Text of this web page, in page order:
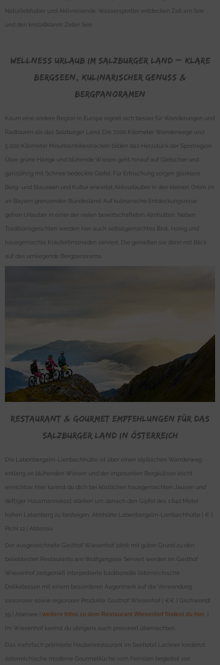
Naturliebhaber und Aktivreisende. Wassersportler entdecken Zell am See
und den kristallklaren Zeller See.
Wellness urlaub im Salzburger Land – Klare
Bergseen, kulinarischer Genuss &
Bergpanoramen
Kaum eine andere Region in Europa eignet sich besser für Wanderungen und
Radtouren als das Salzburger Land. Die 7.200 Kilometer Wanderwege und
5.000 Kilometer Mountainbikestrecken bilden das Herzstück der Sportregion.
Über grüne Hänge und blühende Wiesen geht hinauf auf Gletscher und
ganzjährig mit Schnee bedeckte Gipfel. Für Erfrischung sorgen glasklare
Berg- und Stauseen und Kultur erwartet Aktivurlauber in den kleinen Orten im
an Bayern grenzenden Bundesland. Auf kulinarische Entdeckungsreise
gehen Urlauber in einer der vielen bewirtschafteten Almhütten. Neben
Traditionsgerichten werden hier auch selbstgemachtes Brot, Honig und
hausgemachte Kräuterlimonaden serviert. Die genießen sie dann mit Blick
auf das umliegende Bergpanorama.
Restaurant & Gourmet Empfehlungen für das
Salzburger Land in Österreich
Die Labenbergalm-Lienbachhütte ist über einen idyllischen Wanderweg
entlang an blühenden Wiesen und der imposanten Bergkulisse leicht
erreichbar. Hier kannst du dich bei köstlichen hausgemachten Jausen und
deftiger Hausmannskost stärken um danach den Gipfel des 1.642 Meter
hohen Labenberg zu besteigen. Almhütte Labenbergalm-Lienbachhütte | € |
Pichl 12 | Abtenau
Der ausgezeichnete Gasthof Wiesenhof zählt mit guten Grund zu den
beliebtesten Restaurants am Wolfgangsee. Serviert werden im Gasthof
Wiesenhof zeitgemäß interpretierte traditionelle österreichische
Delikatessen mit einem besonderen Augenmerk auf die Verwendung
saisonaler sowie regionaler Produkte. Gasthof Wiesenhof | €€ | Gschwendt
19 | Abersee | weitere Infos zu dem Restaurant Wiesenhof findest du hier
Im Wiesenhof kannst du übrigens auch preiswert übernachten.
Das mehrfach prämierte Haubenrestaurant im Seehotel Lackner kredenzt
österreichische moderne Gourmetküche vom Feinsten begleitet von